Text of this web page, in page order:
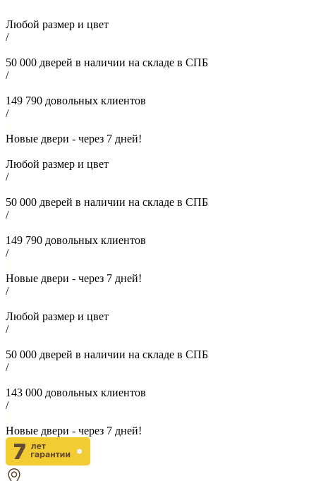
Любой размер и цвет
/
50 000 дверей в наличии на складе в СПБ
/
149 790 довольных клиентов
/
Новые двери - через 7 дней!
Любой размер и цвет
/
50 000 дверей в наличии на складе в СПБ
/
149 790 довольных клиентов
/
Новые двери - через 7 дней!
/
Любой размер и цвет
/
50 000 дверей в наличии на складе в СПБ
/
143 000 довольных клиентов
/
Новые двери - через 7 дней!